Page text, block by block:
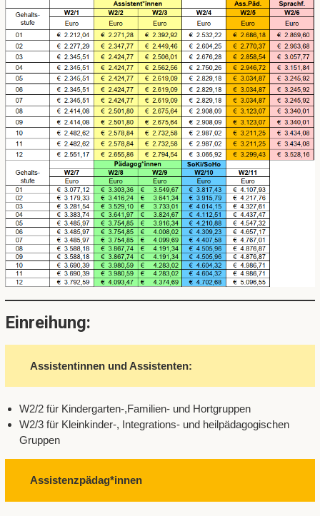
Einreihung:
Assistentinnen und Assistenten:
W2/2 für Kindergarten-,Familien- und Hortgruppen
W2/3 für Kleinkinder-, Integrations- und heilpädagogischen
Gruppen
Assistenzpädag*innen